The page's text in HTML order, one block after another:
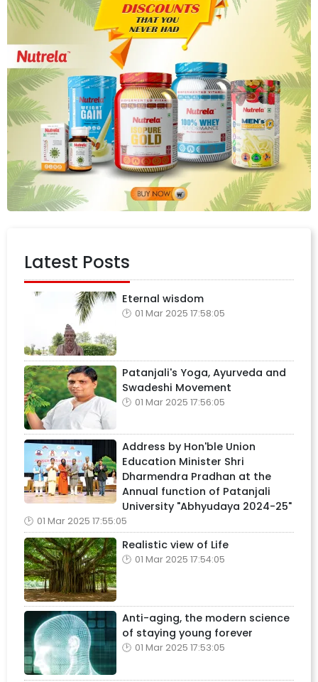
Latest Posts
Eternal wisdom
01 Mar 2025 17:58:05
Patanjali's Yoga, Ayurveda and
Swadeshi Movement
01 Mar 2025 17:56:05
Address by Hon'ble Union
Education Minister Shri
Dharmendra Pradhan at the
Annual function of Patanjali
University "Abhyudaya 2024-25"
01 Mar 2025 17:55:05
Realistic view of Life
01 Mar 2025 17:54:05
Anti-aging, the modern science
of staying young forever
01 Mar 2025 17:53:05